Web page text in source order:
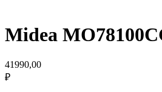
Midea
41990,00
₽